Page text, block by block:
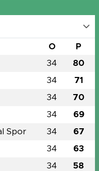
O P
34 80
34 71
34 70
34 69
Spor 34 67
34 63
34 58